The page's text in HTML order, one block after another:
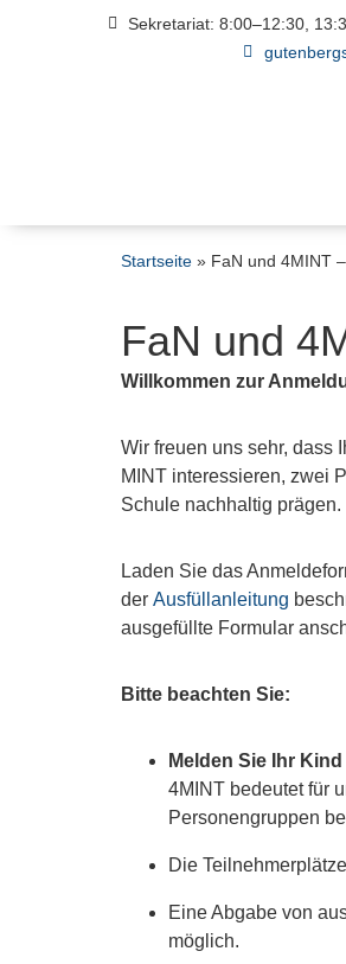
Sekretariat: 8:00–12:30,
Startseite » FaN und 4MINT
FaN und
Willkommen zur
Wir freuen uns sehr, dass
MINT interessieren, zwei
Schule nachhaltig
Laden Sie das
der Ausfüllanleitung
ausgefüllte Formular
Bitte beachten Sie:
Melden Sie Ihr
4MINT bedeutet für
Personengruppen
Die
Eine Abgabe von
möglich.